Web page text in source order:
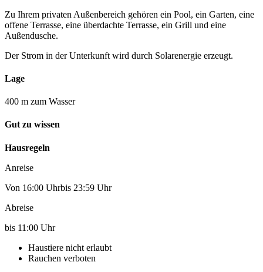
Zu Ihrem privaten Außenbereich gehören ein Pool, ein Garten, eine
offene Terrasse, eine überdachte Terrasse, ein Grill und eine
Außendusche.
Der Strom in der Unterkunft wird durch Solarenergie erzeugt.
Lage
400 m zum Wasser
Gut zu wissen
Hausregeln
Anreise
Von 16:00 Uhrbis 23:59 Uhr
Abreise
bis 11:00 Uhr
Haustiere nicht erlaubt
Rauchen verboten